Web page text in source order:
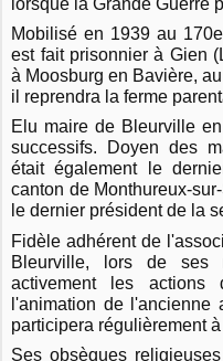
lorsque la Grande Guerre
Mobilisé en 1939 au
est fait prisonnier à Gien
à Moosburg en Bavière,
il reprendra la ferme
Elu maire de Bleurville
successifs. Doyen des
était également le
canton de Monthureux-
le dernier président de la
Fidèle adhérent de
Bleurville, lors de ses
activement les
l'animation de
participera régulièrement
Ses obsèques